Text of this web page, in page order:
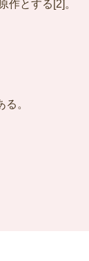
作とする[2]。
。